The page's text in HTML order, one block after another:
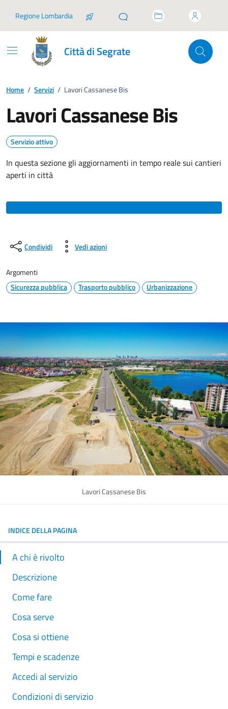
Regione Lombardia
Città di Segrate
Home / Servizi / Lavori Cassanese Bis
Lavori Cassanese Bis
Servizio attivo
In questa sezione gli aggiornamenti in tempo reale sui cantieri
aperti in città
Condividi Vedi azioni
Argomenti
Sicurezza pubblica
Trasporto pubblico Urbanizzazione
Lavori Cassanese Bis
INDICE DELLA PAGINA
A chi è rivolto
Descrizione
Come fare
Cosa serve
Cosa si ottiene
Tempi e scadenze
Accedi al servizio
Condizioni di servizio